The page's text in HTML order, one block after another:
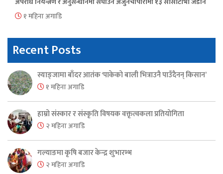
१ महिना अगाडि
Recent Posts
स्याङ्जामा बाँदर आतंक ‘पाकेको बाली भित्राउनै पाउँदैनन् किसान’
१ महिना अगाडि
हाम्रो संस्कार र संस्कृति विषयक वक्तृत्वकला प्रतियोगिता
२ महिना अगाडि
गल्याङमा कृषि बजार केन्द्र शुभारम्भ
२ महिना अगाडि